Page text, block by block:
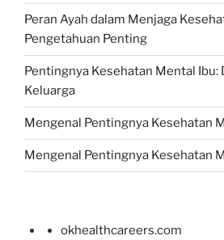
Peran Ayah dalam Menjaga
Pengetahuan Penting
Pentingnya Kesehatan Mental Ibu:
Keluarga
Mengenal Pentingnya Kesehatan
Mengenal Pentingnya Kesehatan
okhealthcareers.com